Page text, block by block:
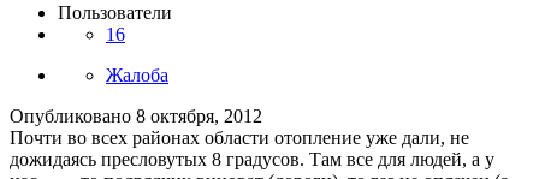
Пользователи
16
Жалоба
Опубликовано 8 октября, 2012
Почти во всех районах области отопление уже дали, не
дожидаясь пресловутых 8 градусов. Там все для людей, а у